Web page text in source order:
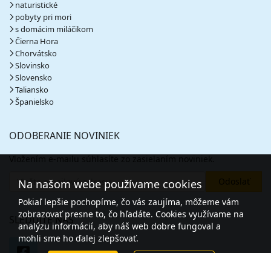
naturistické
pobyty pri mori
s domácim miláčikom
Čierna Hora
Chorvátsko
Slovinsko
Slovensko
Taliansko
Španielsko
ODOBERANIE NOVINIEK
SLEDUJTE NÁS
Na našom webe používame cookies
Pokiaľ lepšie pochopíme, čo vás zaujíma, môžeme vám
zobrazovať presne to, čo hľadáte. Cookies využívame na
analýzu informácií, aby náš web dobre fungoval a
mohli sme ho ďalej zlepšovať.